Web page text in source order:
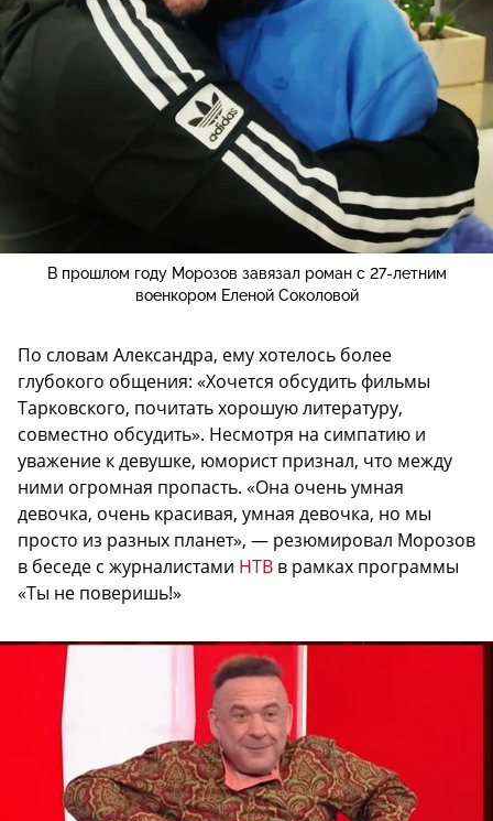
В прошлом году Морозов завязал роман с 27-летним
военкором Еленой Соколовой
По словам Александра, ему хотелось более
глубокого общения: «Хочется обсудить фильмы
Тарковского, почитать хорошую литературу,
совместно обсудить». Несмотря на симпатию и
уважение к девушке, юморист признал, что между
ними огромная пропасть. «Она очень умная
девочка, очень красивая, умная девочка, но мы
просто из разных планет», — резюмировал Морозов
в беседе с журналистами НТВ в рамках программы
«Ты не поверишь!»